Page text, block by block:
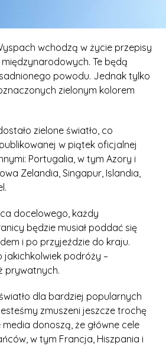
wchodzą w życie przepisy
Te będą
powodu. Jednak tylko
zielonym kolorem
zielone światło, co
w piątek oficjalnej
Portugalia, w tym Azory i
Zelandia, Singapur, Islandia,
docelowego, każdy
będzie musiał poddać się
i po przyjeździe do kraju.
jakichkolwiek podróży –
prywatnych.
dla bardziej popularnych
zmuszeni jeszcze trochę
donoszą, że główne cele
w tym Francja, Hiszpania i